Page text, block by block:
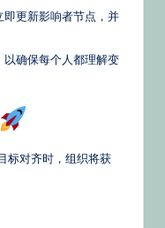
即更新影响者节点，并
确保每个人都理解变
标对齐时，组织将获